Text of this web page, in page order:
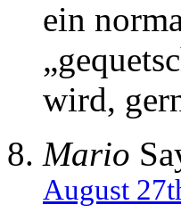
ein
wird,
Mario
August